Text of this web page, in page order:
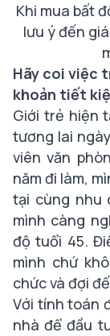
Khi mua bất
lưu ý đến
Hãy coi việc
khoản tiết
Giới trẻ hiện
tương lai
viên văn
năm đi làm,
tại cùng nhu
mình càng
độ tuổi 45.
mình chứ
chức và đợi
Với tính toán
nhà để đầu